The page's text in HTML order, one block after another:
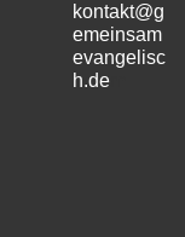
kontakt@g
emeinsam
evangelisc
h.de